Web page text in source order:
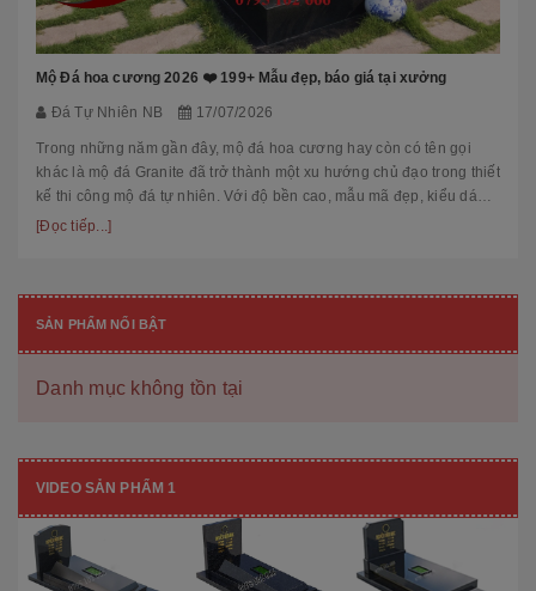
Mộ Đá hoa cương 2026 ❤️ 199+ Mẫu đẹp, báo giá tại xưởng
Đá Tự Nhiên NB 17/07/2026
Trong những năm gần đây, mộ đá hoa cương hay còn có tên gọi
khác là mộ đá Granite đã trở thành một xu hướng chủ đạo trong thiết
kế thi công mộ đá tự nhiên. Với độ bền cao, mẫu mã đẹp, kiểu dáng
hiệ...
[Đọc tiếp...]
SẢN PHẨM NỔI BẬT
Danh mục không tồn tại
VIDEO SẢN PHẨM 1